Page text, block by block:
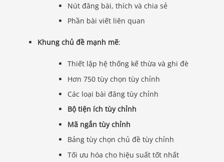
Nút đăng bài, thích và chia sẻ
Phần bài viết liên quan
Khung chủ đề mạnh mẽ:
Thiết lập hệ thống kế thừa và ghi đè
Hơn 750 tùy chọn tùy chỉnh
Các loại bài đăng tùy chỉnh
Bộ tiện ích tùy chỉnh
Mã ngắn tùy chỉnh
Bảng tùy chọn chủ đề tùy chỉnh
Tối ưu hóa cho hiệu suất tốt nhất